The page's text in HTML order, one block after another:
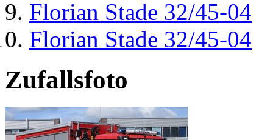
Florian Stade 32/45-04
Florian Stade 32/45-04
Zufallsfoto